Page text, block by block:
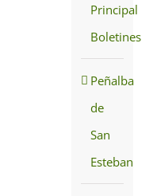
Principal
Boletines
Peñalba
de
San
Esteban